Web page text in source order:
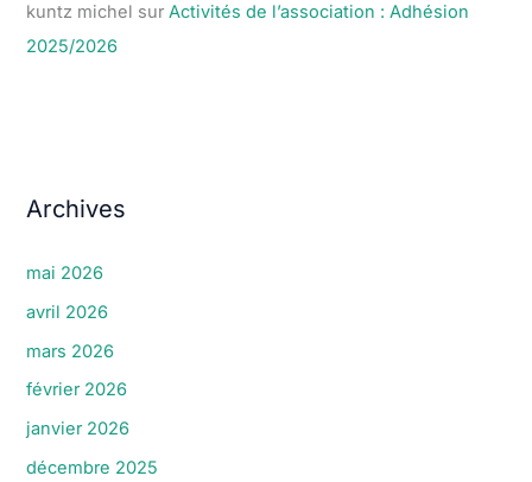
kuntz michel surActivités de l’association : Adhésion
2025/2026
Archives
mai 2026
avril 2026
mars 2026
février 2026
janvier 2026
décembre 2025